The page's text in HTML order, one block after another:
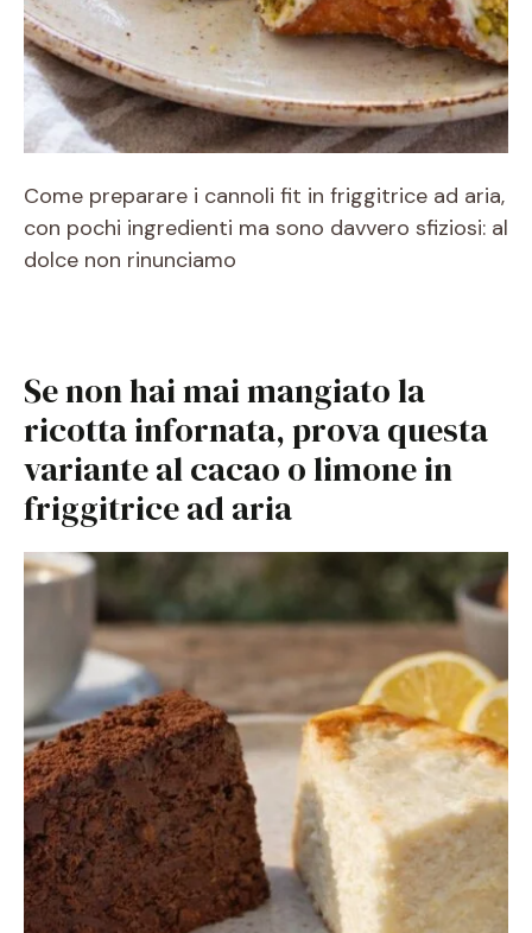
Come preparare i cannoli fit in friggitrice ad aria,
con pochi ingredienti ma sono davvero sfiziosi: al
dolce non rinunciamo
Se non hai mai mangiato la
ricotta infornata, prova questa
variante al cacao o limone in
friggitrice ad aria